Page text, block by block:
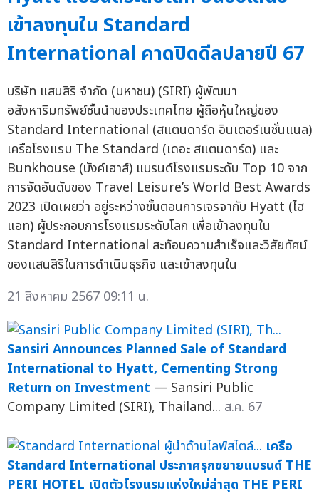
เข้าลงทุนใน Standard
International คาดปิดดีลปลายปี 67
บริษัท แสนสิริ จำกัด (มหาชน) (SIRI) ผู้พัฒนา
อสังหาริมทรัพย์ชั้นนำของประเทศไทย ผู้ถือหุ้นใหญ่ของ
Standard International (สแตนดาร์ด อินเตอร์เนชั่นแนล)
เครือโรงแรม The Standard (เดอะ สแตนดาร์ด) และ
Bunkhouse (บังค์เฮาส์) แบรนด์โรงแรมระดับ Top 10 จาก
การจัดอันดับของ Travel Leisure’s World Best Awards
2023 เปิดเผยว่า อยู่ระหว่างขั้นตอนการเจรจากับ Hyatt (ไฮ
แอท) ผู้ประกอบการโรงแรมระดับโลก เพื่อเข้าลงทุนใน
Standard International สะท้อนความสำเร็จและวิสัยทัศน์
ของแสนสิริในการดำเนินธุรกิจ และเข้าลงทุนใน
21 สิงหาคม 2567 09:11 น.
Sansiri Announces Planned Sale of Standard
International to Hyatt, Cementing Strong
Return on Investment — Sansiri Public
Company Limited (SIRI), Thailand... ส.ค. 67
เครือ
Standard International ประกาศรุกขยายแบรนด์ THE
PERI HOTEL เปิดตัวโรงแรมแห่งใหม่ล่าสุด THE PERI